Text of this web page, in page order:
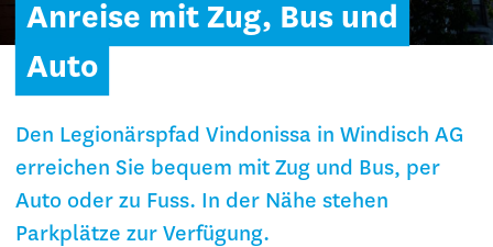
Anreise mit Zug, Bus und
Auto
Den Legionärspfad Vindonissa in Windisch AG
erreichen Sie bequem mit Zug und Bus, per
Auto oder zu Fuss. In der Nähe stehen
Parkplätze zur Verfügung.